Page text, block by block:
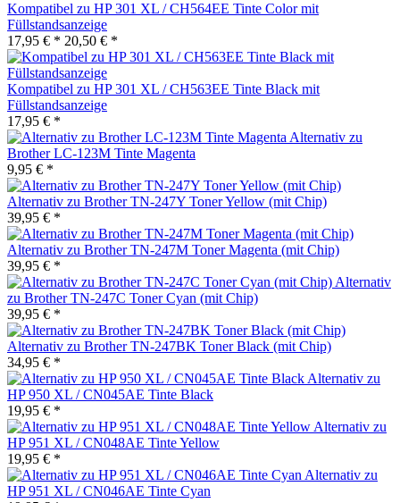
Kompatibel zu HP 301 XL / CH564EE Tinte Color mit
Füllstandsanzeige
17,95 € * 20,50 € *
Kompatibel zu HP 301 XL / CH563EE Tinte Black mit
Füllstandsanzeige
17,95 € *
Alternativ zu
Brother LC-123M Tinte Magenta
9,95 € *
Alternativ zu Brother TN-247Y Toner Yellow (mit Chip)
39,95 € *
Alternativ zu Brother TN-247M Toner Magenta (mit Chip)
39,95 € *
Alternativ
zu Brother TN-247C Toner Cyan (mit Chip)
39,95 € *
Alternativ zu Brother TN-247BK Toner Black (mit Chip)
34,95 € *
Alternativ zu
HP 950 XL / CN045AE Tinte Black
19,95 € *
Alternativ zu
HP 951 XL / CN048AE Tinte Yellow
19,95 € *
Alternativ zu
HP 951 XL / CN046AE Tinte Cyan